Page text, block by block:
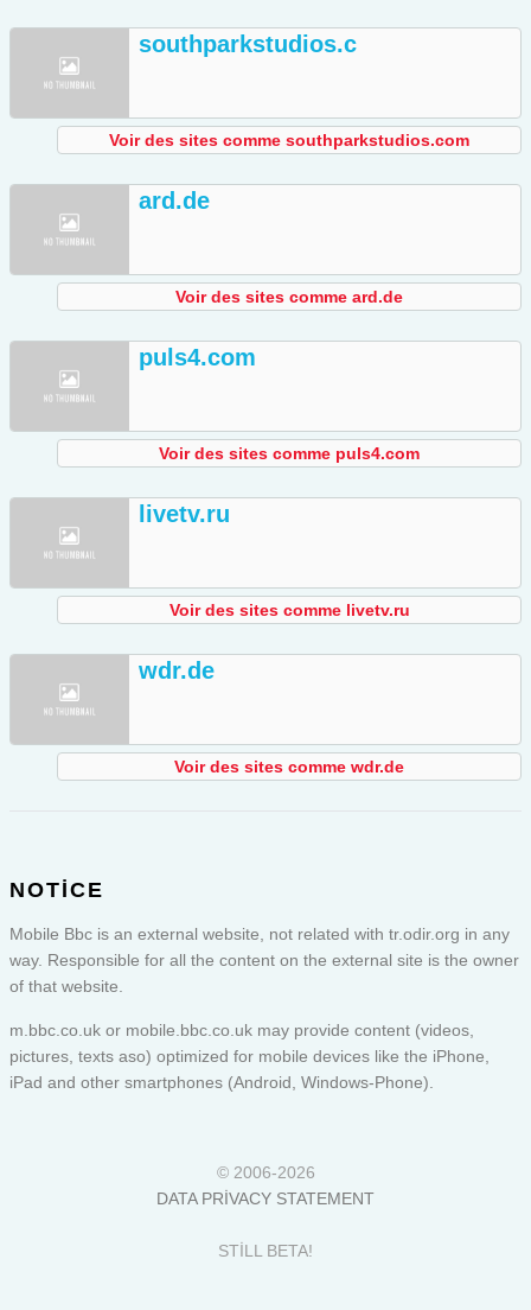
southparkstudios.c
Voir des sites comme southparkstudios.com
ard.de
Voir des sites comme ard.de
puls4.com
Voir des sites comme puls4.com
livetv.ru
Voir des sites comme livetv.ru
wdr.de
Voir des sites comme wdr.de
NOTICE
Mobile Bbc is an external website, not related with tr.odir.org in any
way. Responsible for all the content on the external site is the owner
of that website.
m.bbc.co.uk or mobile.bbc.co.uk may provide content (videos,
pictures, texts aso) optimized for mobile devices like the iPhone,
iPad and other smartphones (Android, Windows-Phone).
© 2006-2026
DATA PRIVACY STATEMENT
STILL BETA!